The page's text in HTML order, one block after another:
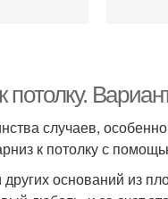
потолку.
случаев, особенно
к потолку с
оснований из